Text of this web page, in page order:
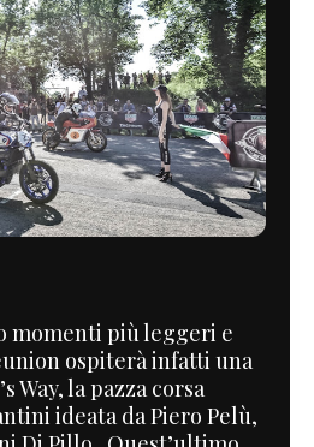
momenti più leggeri e
ospiterà infatti una
Way, la pazza corsa
ideata da Piero Pelù,